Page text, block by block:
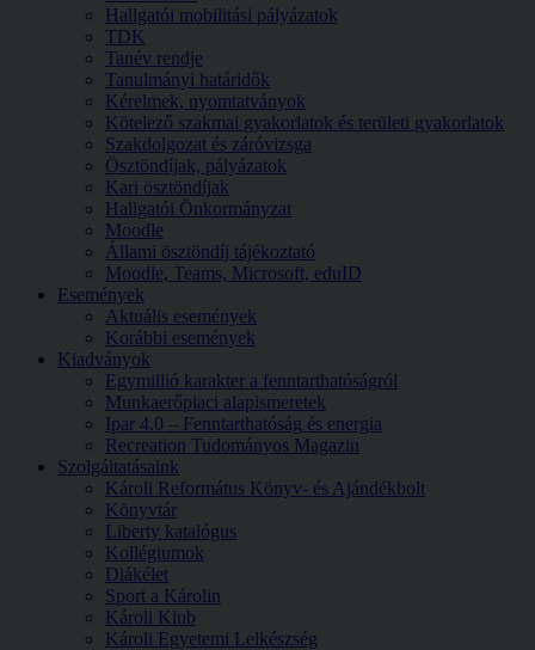
Hallgatói mobilitási pályázatok
TDK
Tanév rendje
Tanulmányi határidők
Kérelmek, nyomtatványok
Kötelező szakmai gyakorlatok és területi gyakorlatok
Szakdolgozat és záróvizsga
Ösztöndíjak, pályázatok
Kari ösztöndíjak
Hallgatói Önkormányzat
Moodle
Állami ösztöndíj tájékoztató
Moodle, Teams, Microsoft, eduID
Események
Aktuális események
Korábbi események
Kiadványok
Egymillió karakter a fenntarthatóságról
Munkaerőpiaci alapismeretek
Ipar 4.0 – Fenntarthatóság és energia
Recreation Tudományos Magazin
Szolgáltatásaink
Károli Református Könyv- és Ajándékbolt
Könyvtár
Liberty katalógus
Kollégiumok
Diákélet
Sport a Károlin
Károli Klub
Károli Egyetemi Lelkészség